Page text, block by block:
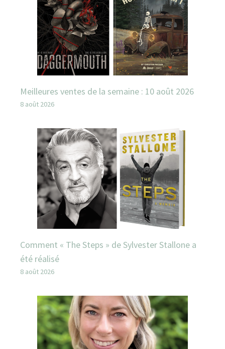
Meilleures ventes de la semaine : 10 août 2026
8 août 2026
Comment « The Steps » de Sylvester Stallone a
été réalisé
8 août 2026